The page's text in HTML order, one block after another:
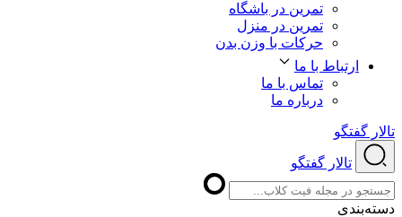
تمرین در باشگاه
تمرین در منزل
حرکات با وزن بدن
ارتباط با ما
تماس با ما
درباره ما
تالار گفتگو
تالار گفتگو
دسته‌بندی